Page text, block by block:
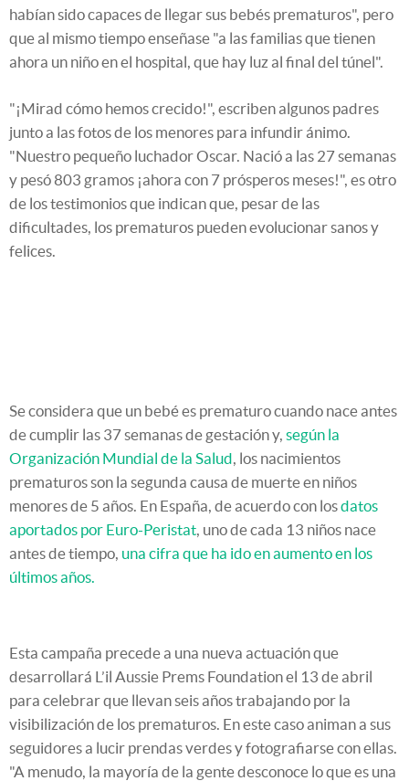
habían sido capaces de llegar sus bebés prematuros", pero
que al mismo tiempo enseñase "a las familias que tienen
ahora un niño en el hospital, que hay luz al final del túnel".
"¡Mirad cómo hemos crecido!", escriben algunos padres
junto a las fotos de los menores para infundir ánimo.
"Nuestro pequeño luchador Oscar. Nació a las 27 semanas
y pesó 803 gramos ¡ahora con 7 prósperos meses!", es otro
de los testimonios que indican que, pesar de las
dificultades, los prematuros pueden evolucionar sanos y
felices.
Se considera que un bebé es prematuro cuando nace antes
de cumplir las 37 semanas de gestación y, según la
Organización Mundial de la Salud, los nacimientos
prematuros son la segunda causa de muerte en niños
menores de 5 años. En España, de acuerdo con losdatos
aportados por Euro-Peristat, uno de cada 13 niños nace
antes de tiempo, una cifra que ha ido en aumento en los
últimos años.
Esta campaña precede a una nueva actuación que
desarrollará L’il Aussie Prems Foundation el 13 de abril
para celebrar que llevan seis años trabajando por la
visibilización de los prematuros. En este caso animan a sus
seguidores a lucir prendas verdes y fotografiarse con ellas.
"A menudo, la mayoría de la gente desconoce lo que es una